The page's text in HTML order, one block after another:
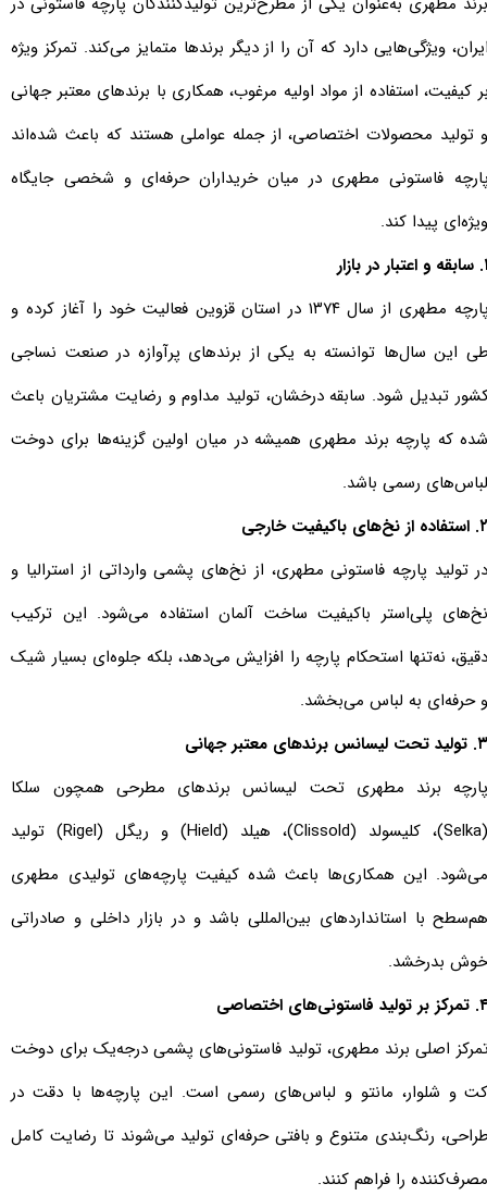
ویژگی‌هایی دارد که آن را از دیگر برندها متمایز می‌کند. تمرکز ویژه
کیفیت، استفاده از مواد اولیه مرغوب، همکاری با برندهای معتبر جهانی
تولید محصولات اختصاصی، از جمله عواملی هستند که باعث شده‌اند
فاستونی مطهری در میان خریداران حرفه‌ای و شخصی جایگاه
پیدا کند.
در بازار
پارچه مطهری از سال ۱۳۷۴ در استان قزوین فعالیت خود را آغاز کرده و
این سال‌ها توانسته به یکی از برندهای پرآوازه در صنعت نساجی
تبدیل شود. سابقه درخشان، تولید مداوم و رضایت مشتریان باعث
که پارچه برند مطهری همیشه در میان اولین گزینه‌ها برای دوخت
رسمی باشد.
باکیفیت خارجی
تولید پارچه فاستونی مطهری، از نخ‌های پشمی وارداتی از استرالیا و
پلی‌استر باکیفیت ساخت آلمان استفاده می‌شود. این ترکیب
نه‌تنها استحکام پارچه را افزایش می‌دهد، بلکه جلوه‌ای بسیار شیک
حرفه‌ای به لباس می‌بخشد.
معتبر جهانی
برند مطهری تحت لیسانس برندهای مطرحی همچون سلکا
(Selka)، کلیسولد (Clissold)، هیلد (Hield) و ریگل (Rigel) تولید
این همکاری‌ها باعث شده کیفیت پارچه‌های تولیدی مطهری
با استانداردهای بین‌المللی باشد و در بازار داخلی و صادراتی
بدرخشد.
اختصاصی
اصلی برند مطهری، تولید فاستونی‌های پشمی درجه‌یک برای دوخت
و شلوار، مانتو و لباس‌های رسمی است. این پارچه‌ها با دقت در
رنگ‌بندی متنوع و بافتی حرفه‌ای تولید می‌شوند تا رضایت کامل
را فراهم کنند.